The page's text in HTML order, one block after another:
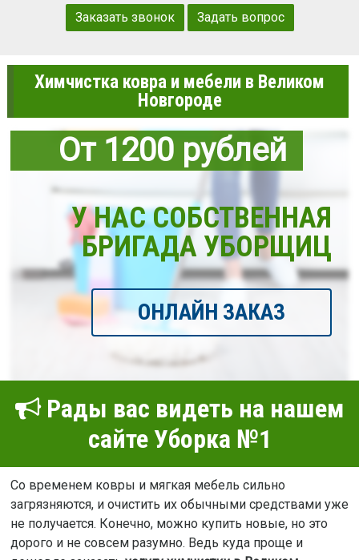
Заказать звонок Задать вопрос
Химчистка ковра и мебели в Великом
Новгороде
От 1200 рублей
У НАС СОБСТВЕННАЯ
БРИГАДА УБОРЩИЦ
ОНЛАЙН ЗАКАЗ
Рады вас видеть на нашем
сайте Уборка №1
Со временем ковры и мягкая мебель сильно
загрязняются, и очистить их обычными средствами уже
не получается. Конечно, можно купить новые, но это
дорого и не совсем разумно. Ведь куда проще и